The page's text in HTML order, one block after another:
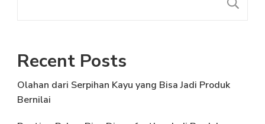
Recent Posts
Olahan dari Serpihan Kayu yang Bisa Jadi Produk
Bernilai